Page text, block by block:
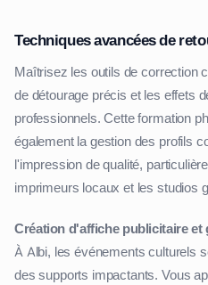
Techniques avancées de
Maîtrisez les outils de correction
de détourage précis et les effets
professionnels. Cette formation
également la gestion des profils
l'impression de qualité,
imprimeurs locaux et les studios
Création d'affiche publicitaire et
À Albi, les événements culturels
des supports impactants. Vous